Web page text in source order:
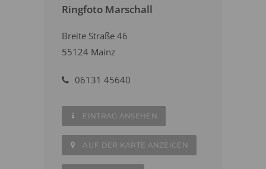
Ringfoto Marschall
Breite Straße 46
55124 Mainz
06131 45640
EINTRAG ANSEHEN
AUF DER KARTE ANZEIGEN